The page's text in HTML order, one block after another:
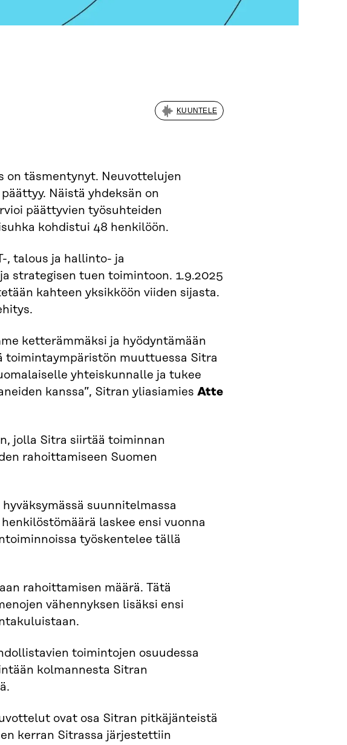
KUUNTELE
on täsmentynyt. Neuvottelujen
Näistä yhdeksän on
päättyvien työsuhteiden
kohdistui 48 henkilöön.
, talous ja hallinto- ja
strategisen tuen toimintoon. 1.9.2025
kahteen yksikköön viiden sijasta.
ketterämmäksi ja hyödyntämään
toimintaympäristön muuttuessa Sitra
yhteiskunnalle ja tukee
kanssa”, Sitran yliasiamies Atte
jolla Sitra siirtää toiminnan
rahoittamiseen Suomen
suunnitelmassa
laskee ensi vuonna
työskentelee tällä
rahoittamisen määrä. Tätä
vähennyksen lisäksi ensi
toimintojen osuudessa
kolmannesta Sitran
ovat osa Sitran pitkäjänteistä
kerran Sitrassa järjestettiin